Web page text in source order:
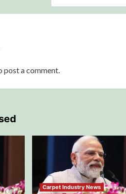
post a comment.
Carpet Industry News